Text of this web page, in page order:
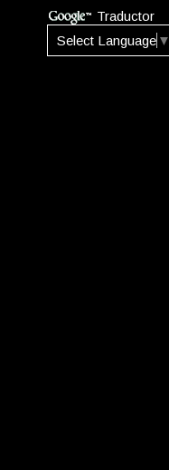
Traductor
Select Language ▼